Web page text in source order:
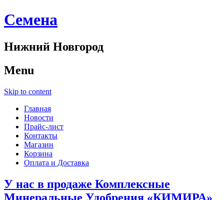
Cемена
Нижний Новгород
Menu
Skip to content
Главная
Новости
Прайс-лист
Контакты
Магазин
Корзина
Оплата и Доставка
У нас в продаже Комплексные
Минеральные Удобрения «КИМИРА»